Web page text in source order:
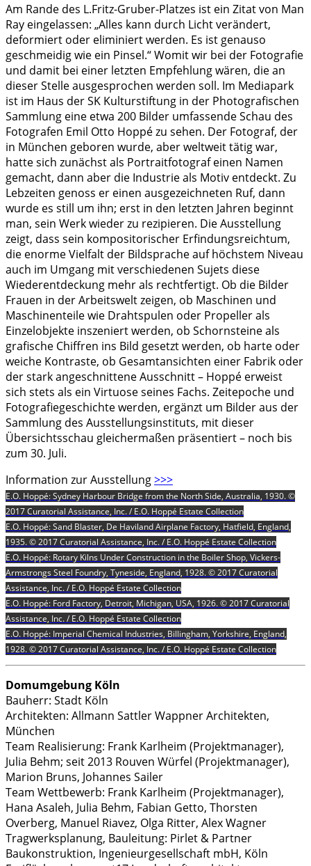
Am Rande des L.Fritz-Gruber-Platzes ist ein Zitat von Man
Ray eingelassen: „Alles kann durch Licht verändert,
deformiert oder eliminiert werden. Es ist genauso
geschmeidig wie ein Pinsel.“ Womit wir bei der Fotografie
und damit bei einer letzten Empfehlung wären, die an
dieser Stelle ausgesprochen werden soll. Im Mediapark
ist im Haus der SK Kulturstiftung in der Photografischen
Sammlung eine etwa 200 Bilder umfassende Schau des
Fotografen Emil Otto Hoppé zu sehen. Der Fotograf, der
in München geboren wurde, aber weltweit tätig war,
hatte sich zunächst als Portraitfotograf einen Namen
gemacht, dann aber die Industrie als Motiv entdeckt. Zu
Lebzeiten genoss er einen ausgezeichneten Ruf, dann
wurde es still um ihn; erst in den letzten Jahren beginnt
man, sein Werk wieder zu rezipieren. Die Ausstellung
zeigt, dass sein kompositorischer Erfindungsreichtum,
die enorme Vielfalt der Bildsprache auf höchstem Niveau
auch im Umgang mit verschiedenen Sujets diese
Wiederentdeckung mehr als rechtfertigt. Ob die Bilder
Frauen in der Arbeitswelt zeigen, ob Maschinen und
Maschinenteile wie Drahtspulen oder Propeller als
Einzelobjekte inszeniert werden, ob Schornsteine als
grafische Chiffren ins Bild gesetzt werden, ob harte oder
weiche Kontraste, ob Gesamtansichten einer Fabrik oder
der stark angeschnittene Ausschnitt – Hoppé erweist
sich stets als ein Virtuose seines Fachs. Zeitepoche und
Fotografiegeschichte werden, ergänzt um Bilder aus der
Sammlung des Ausstellungsinstituts, mit dieser
Übersichtsschau gleichermaßen präsentiert – noch bis
zum 30. Juli.
Information zur Ausstellung>>>
E.O. Hoppé: Sydney Harbour Bridge from the North Side, Australia, 1930. ©
2017 Curatorial Assistance, Inc. / E.O. Hoppé Estate Collection
E.O. Hoppé: Sand Blaster, De Haviland Airplane Factory, Hatfield, England,
1935. © 2017 Curatorial Assistance, Inc. / E.O. Hoppé Estate Collection
E.O. Hoppé: Rotary Kilns Under Construction in the Boiler Shop, Vickers-
Armstrongs Steel Foundry, Tyneside, England, 1928. © 2017 Curatorial
Assistance, Inc. / E.O. Hoppé Estate Collection
E.O. Hoppé: Ford Factory, Detroit, Michigan, USA, 1926. © 2017 Curatorial
Assistance, Inc. / E.O. Hoppé Estate Collection
E.O. Hoppé: Imperial Chemical Industries, Billingham, Yorkshire, England,
1928. © 2017 Curatorial Assistance, Inc. / E.O. Hoppé Estate Collection
Domumgebung Köln
Bauherr: Stadt Köln
Architekten: Allmann Sattler Wappner Architekten,
München
Team Realisierung: Frank Karlheim (Projektmanager),
Julia Behm; seit 2013 Rouven Würfel (Projektmanager),
Marion Bruns, Johannes Sailer
Team Wettbewerb: Frank Karlheim (Projektmanager),
Hana Asaleh, Julia Behm, Fabian Getto, Thorsten
Overberg, Manuel Riavez, Olga Ritter, Alex Wagner
Tragwerksplanung, Bauleitung: Pirlet & Partner
Baukonstruktion, Ingenieurgesellschaft mbH, Köln